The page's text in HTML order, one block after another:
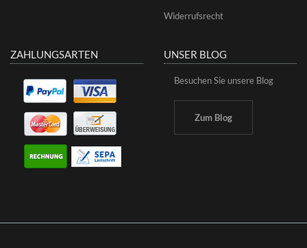
Widerrufsrecht
ZAHLUNGSARTEN UNSER BLOG
Besuchen Sie unsere Blog
Zum Blog